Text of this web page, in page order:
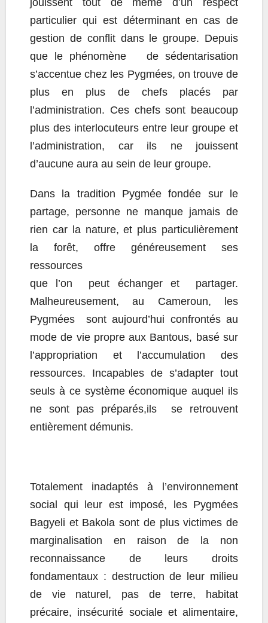
particulier qui est déterminant en cas de
gestion de conflit dans le groupe. Depuis
que le phénomène de sédentarisation
s’accentue chez les Pygmées, on trouve de
plus en plus de chefs placés par
l’administration. Ces chefs sont beaucoup
plus des interlocuteurs entre leur groupe et
l’administration, car ils ne jouissent
d’aucune aura au sein de leur groupe.
Dans la tradition Pygmée fondée sur le
partage, personne ne manque jamais de
rien car la nature, et plus particulièrement
la forêt, offre généreusement ses
ressources
que l’on peut échanger et partager.
Malheureusement, au Cameroun, les
Pygmées sont aujourd’hui confrontés au
mode de vie propre aux Bantous, basé sur
l’appropriation et l’accumulation des
ressources. Incapables de s’adapter tout
seuls à ce système économique auquel ils
ne sont pas préparés,ils se retrouvent
entièrement démunis.
Totalement inadaptés à l’environnement
social qui leur est imposé, les Pygmées
Bagyeli et Bakola sont de plus victimes de
marginalisation en raison de la non
reconnaissance de leurs droits
fondamentaux : destruction de leur milieu
de vie naturel, pas de terre, habitat
précaire, insécurité sociale et alimentaire,